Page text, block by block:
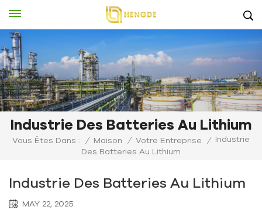
Industrie Des Batteries Au Lithium
Vous Êtes Dans : / Maison / Votre Entreprise /
Industrie
Des Batteries Au Lithium
Industrie Des Batteries Au Lithium
MAY 22, 2025